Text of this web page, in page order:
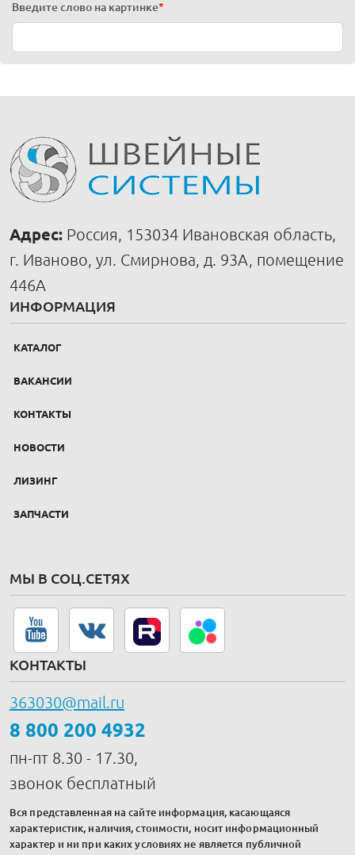
Введите слово на картинке*
Адрес: Россия, 153034 Ивановская область,
г. Иваново, ул. Смирнова, д. 93А, помещение
446А
ИНФОРМАЦИЯ
КАТАЛОГ
ВАКАНСИИ
КОНТАКТЫ
НОВОСТИ
ЛИЗИНГ
ЗАПЧАСТИ
МЫ В СОЦ.СЕТЯХ
КОНТАКТЫ
363030@mail.ru
8 800 200 4932
пн-пт 8.30 - 17.30,
звонок бесплатный
Вся представленная на сайте информация, касающаяся
характеристик, наличия, стоимости, носит информационный
характер и ни при каких условиях не является публичной